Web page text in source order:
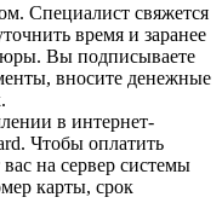
Специалист свяжется
время и заранее
Вы подписываете
вносите денежные
в интернет-
Чтобы оплатить
на сервер системы
карты, срок